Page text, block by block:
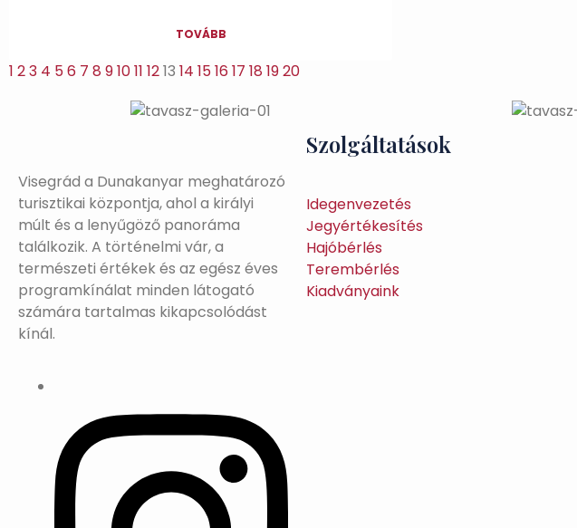
TOVÁBB
1 23 4 56 7 8 91011 1213 14 1516 17 18 1920
Visegrád a Dunakanyar meghatározó
turisztikai központja, ahol a királyi
múlt és a lenyűgöző panoráma
találkozik. A történelmi vár, a
természeti értékek és az egész éves
programkínálat minden látogató
számára tartalmas kikapcsolódást
kínál.
Szolgáltatások
Idegenvezetés
Jegyértékesítés
Hajóbérlés
Terembérlés
Kiadványaink